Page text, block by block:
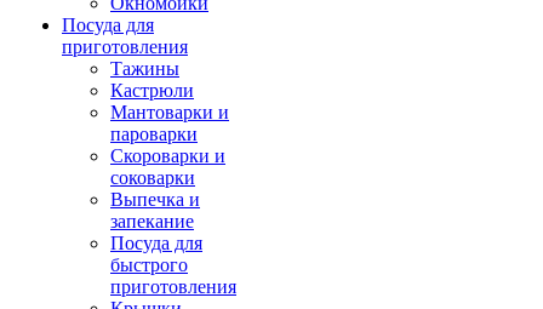
Посуда для
приготовления
Тажины
Кастрюли
Мантоварки и
пароварки
Скороварки и
соковарки
Выпечка и
запекание
Посуда для
быстрого
приготовления